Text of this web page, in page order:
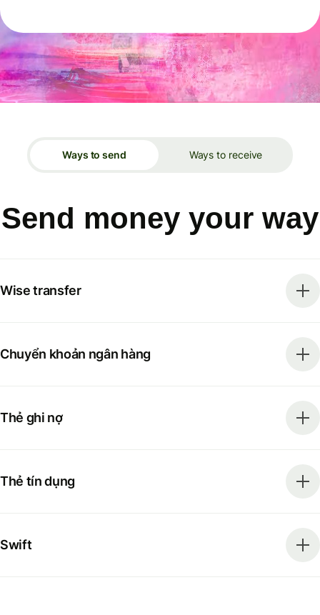
Ways to send Ways to receive
Send money your way
Wise transfer
Chuyển khoản ngân hàng
Thẻ ghi nợ
Thẻ tín dụng
Swift